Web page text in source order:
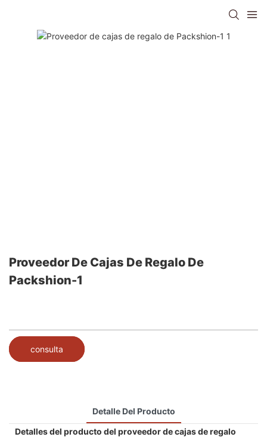
Proveedor De Cajas De Regalo De
Packshion-1
consulta
Detalle Del Producto
Detalles del producto del proveedor de cajas de regalo